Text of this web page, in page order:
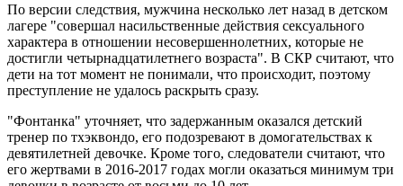
По версии следствия, мужчина несколько лет назад в детском
лагере "совершал насильственные действия сексуального
характера в отношении несовершеннолетних, которые не
достигли четырнадцатилетнего возраста". В СКР считают, что
дети на тот момент не понимали, что происходит, поэтому
преступление не удалось раскрыть сразу.
"Фонтанка" уточняет, что задержанным оказался детский
тренер по тхэквондо, его подозревают в домогательствах к
девятилетней девочке. Кроме того, следователи считают, что
его жертвами в 2016-2017 годах могли оказаться минимум три